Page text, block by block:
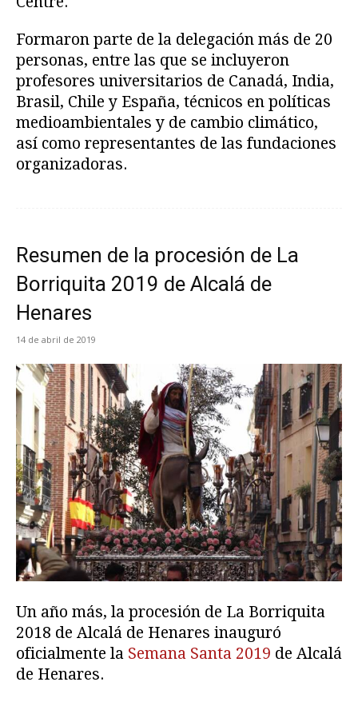
Formaron parte de la delegación más de 20
personas, entre las que se incluyeron
profesores universitarios de Canadá, India,
Brasil, Chile y España, técnicos en políticas
medioambientales y de cambio climático,
así como representantes de las fundaciones
organizadoras.
Resumen de la procesión de La
Borriquita 2019 de Alcalá de
Henares
14 de abril de 2019
Un año más, la procesión de La Borriquita
2018 de Alcalá de Henares inauguró
oficialmente la Semana Santa 2019 de Alcalá
de Henares.